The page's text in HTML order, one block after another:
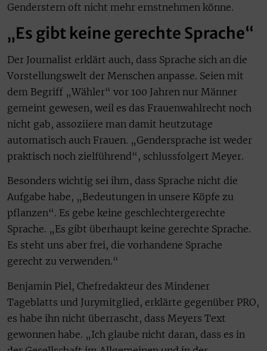
Genderstern oft nicht mehr ernstnehmen könne.
„Es gibt keine gerechte Sprache“
Der Journalist erklärt auch, dass Sprache sich an die
Vorstellungswelt der Menschen anpasse. Seien mit
dem Begriff „Wähler“ vor 100 Jahren nur Männer
gemeint gewesen, weil es das Frauenwahlrecht noch
nicht gab, assoziiere man damit heutzutage
automatisch auch Frauen. „Gendersprache ist weder
praktisch noch zielführend“, schlussfolgert Meyer.
Besonders wichtig sei ihm, dass Sprache nicht die
Aufgabe habe, „Bedeutungen in unsere Köpfe zu
pflanzen“. Es gebe keine geschlechtergerechte
Sprache. „Es gibt überhaupt keine gerechte Sprache.
Es steht uns aber frei, die vorhandene Sprache
gerecht zu verwenden.“
Benjamin Piel, Chefredakteur des Mindener
Tageblatts und Jurymitglied, erklärte gegenüber PRO,
es habe ihn nicht überrascht, dass Meyers Text
gewonnen habe. „Ich glaube nicht daran, dass es in